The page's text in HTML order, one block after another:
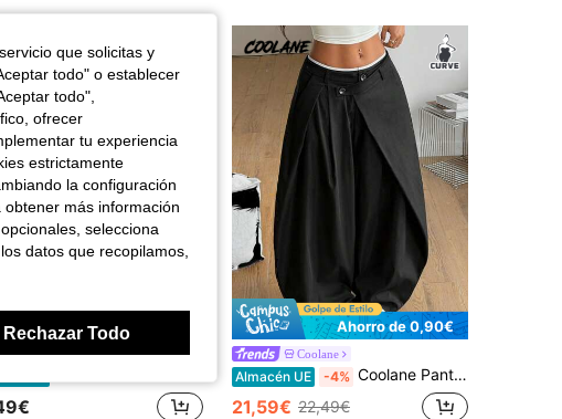
Coolane
Ahorro de 0,90€
Coolane
Almacén UE -4% Coolane Pantalones bombachos negros holgados de mujer talla grande estilo vaquero casual de otoño, streetwear de los 90, diseño asimétrico curvo en el bajo, pantalones harem tipo banana para gimnasio, oficina y Halloween
21,59€ 22,49€
que solicitas y
todo" o establecer
todo",
ofrecer
tu experiencia
estrictamente
la configuración
más información
selecciona
datos que recopilamos,
Rechazar Todo